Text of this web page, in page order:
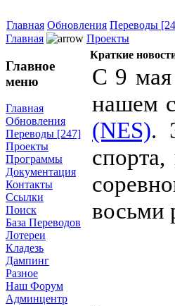
Главная Обновления Переводы
Главная
Проекты
Главное
меню
Главная
Обновления
Переводы [247]
Проекты
Программы
Документация
Контакты
Ссылки
Поиск
База Переводов
Лотереи
Кладезь
Дампинг
Разное
Наш Форум
Админцентр
Краткие
С 9 мая
нашем
(NES).
восьми